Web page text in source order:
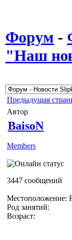
Форум -
"Наш
Предыдущая
Автор
BaisoN
Members
3447 сообщений
Местоположение:
Род занятий:
Возраст: